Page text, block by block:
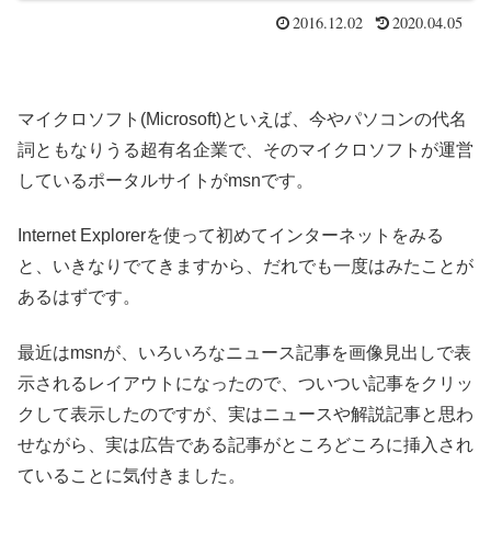
2016.12.02 2020.04.05
マイクロソフト(Microsoft)といえば、今やパソコンの代名
詞ともなりうる超有名企業で、そのマイクロソフトが運営
しているポータルサイトがmsnです。
Internet Explorerを使って初めてインターネットをみる
と、いきなりでてきますから、だれでも一度はみたことが
あるはずです。
最近はmsnが、いろいろなニュース記事を画像見出しで表
示されるレイアウトになったので、ついつい記事をクリッ
クして表示したのですが、実はニュースや解説記事と思わ
せながら、実は広告である記事がところどころに挿入され
ていることに気付きました。